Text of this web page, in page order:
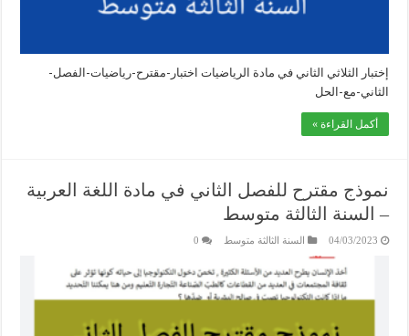
إختبار الثلاثي الثاني في مادة الرياضيات اختبار-مقترح-رياضيات-الفصل-
الثاني-مع-الحل
أكمل القراءة »
نموذج مقترح للفصل الثاني في مادة اللغة العربية
– السنة الثالثة متوسط
04/03/2023 السنة الثالثة متوسط 0